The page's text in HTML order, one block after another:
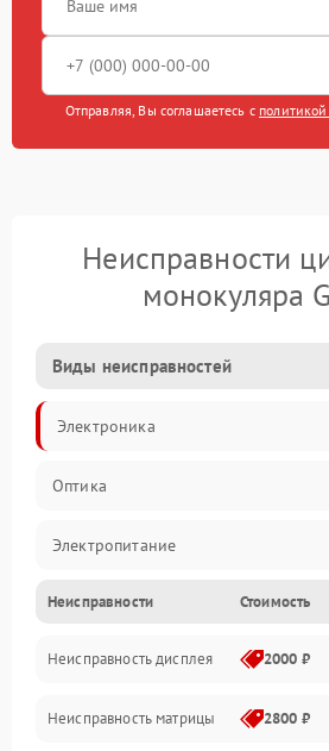
Отправляя, Вы соглашаетесь с
Неисправности
монокуляра
Виды неисправностей
Электроника
Оптика
Электропитание
Видео
ПО
Управление
Неисправности Стоимость
Неисправность дисплея 2000 ₽
Неисправность матрицы 2800 ₽